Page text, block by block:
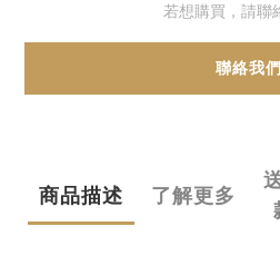
若想購買，請聯
聯絡我們
商品描述 了解更多